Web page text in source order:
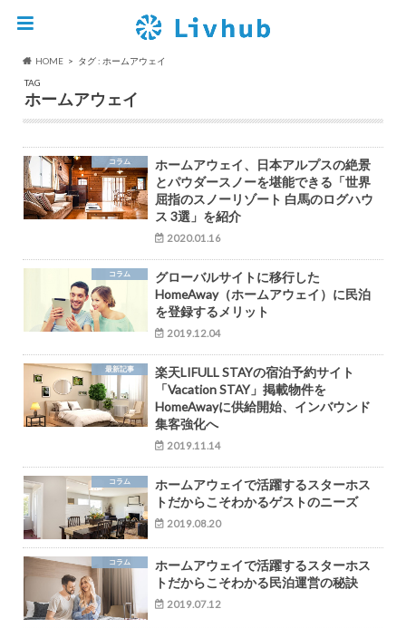
HOME
タグ : ホームアウェイ
TAG
ホームアウェイ
コラム
ホームアウェイ、日本アルプスの絶景
とパウダースノーを堪能できる「世界
屈指のスノーリゾート 白馬のログハウ
ス 3選」を紹介
2020.01.16
コラム
グローバルサイトに移行した
HomeAway（ホームアウェイ）に民泊
を登録するメリット
2019.12.04
最新記事
楽天LIFULL STAYの宿泊予約サイト
「Vacation STAY」掲載物件を
HomeAwayに供給開始、インバウンド
集客強化へ
2019.11.14
コラム
ホームアウェイで活躍するスターホス
トだからこそわかるゲストのニーズ
2019.08.20
コラム
ホームアウェイで活躍するスターホス
トだからこそわかる民泊運営の秘訣
2019.07.12